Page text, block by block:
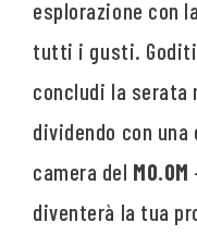
esplorazione con
tutti i gusti.
concludi la serata
dividendo con
camera del MO.OM
diventerà la tua